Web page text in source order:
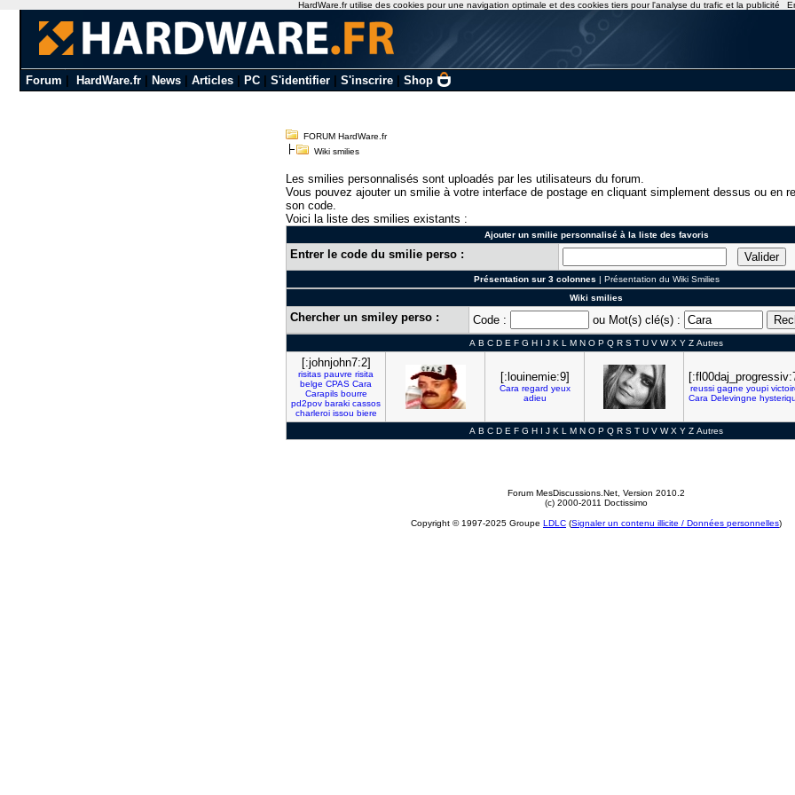
Forum HardWare.fr| News| Articles| PC| S'identifier| S'inscrire| Shop
FORUM HardWare.fr
Wiki smilies
Les smilies personnalisés sont uploadés par les utilisateurs du forum.
Vous pouvez ajouter un smilie à votre interface de postage en cliquant simplement dessus ou en
son code.
Voici la liste des smilies existants :
Ajouter un smilie personnalisé à la liste des favoris
Entrer le code du smilie perso :
Présentation sur 3 colonnes | Présentation du Wiki Smilies
Wiki smilies
Chercher un smiley perso : Code : ou Mot(s) clé(s) :
A B C D E F G H I J K L M N O P Q R S T U V W X Y Z Autres
[:johnjohn7:2]
risitas pauvre risita
belge CPAS Cara
Carapils bourre
pd2pov baraki cassos
charleroi issou biere
[:louinemie:9]
Cara regard yeux
adieu
reussi gagne youpi
Cara Delevingne
A B C D E F G H I J K L M N O P Q R S T U V W X Y Z Autres
Forum MesDiscussions.Net , Version 2010.2
(c) 2000-2011 Doctissimo
Copyright © 1997-2025 Groupe LDLC (Signaler un contenu illicite / Données personnelles)
HardWare.fr utilise des cookies pour une navigation optimale et des cookies tiers pour l'analyse du trafic et la publicité